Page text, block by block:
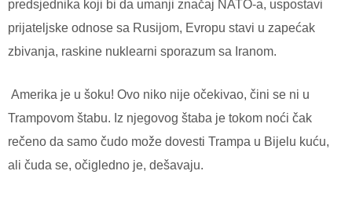
predsjednika koji bi da umanji značaj NATO-a, uspostavi
prijateljske odnose sa Rusijom, Evropu stavi u zapećak
zbivanja, raskine nuklearni sporazum sa Iranom.
Amerika je u šoku! Ovo niko nije očekivao, čini se ni u
Trampovom štabu. Iz njegovog štaba je tokom noći čak
rečeno da samo čudo može dovesti Trampa u Bijelu kuću,
ali čuda se, očigledno je, dešavaju.